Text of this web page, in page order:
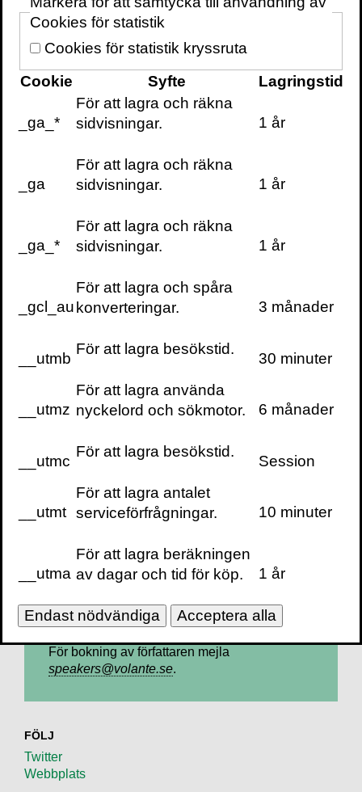
dagboksnoteringar på ett sätt som både är
2018 utsågs hon tilldemokratiambassadör
av regeringen, ett uppdrag som syftar till att
främja, förankra och försvara demokratin i
Sverige. I programledarrollen har vi sett
henne i Svts
Framtiden runt hörnet
David Sundin och hört henne i
Hjärta och
hjärna
som fick Guldörat 2020 för Årets
Radioprogram och i poddarna
samt
A-kursen.
Pressbilder
Foto: Niklas Nyman/Volante.
Bilder för fri användning, men ange fotograf
och sammanhang.
Skriv ut sidan
Kontakt
För bokning av författaren mejla
speakers@volante.se.
FÖLJ
Twitter
Webbplats
Cookies för statistik
Cookies för statistik kryssruta
Cookie
Syfte Lagringstid
_ga_*
För att lagra och räkna
sidvisningar.
1 år
_ga
För att lagra och räkna
sidvisningar.
1 år
_ga_*
För att lagra och räkna
sidvisningar.
1 år
_gcl_au
För att lagra och spåra
konverteringar.
3 månader
__utmb
För att lagra besökstid.
30 minuter
__utmz
För att lagra använda
nyckelord och sökmotor.
6 månader
__utmc
För att lagra besökstid.
Session
__utmt
För att lagra antalet
serviceförfrågningar.
10 minuter
__utma
För att lagra beräkningen
av dagar och tid för köp.
1 år
Endast nödvändiga Acceptera alla